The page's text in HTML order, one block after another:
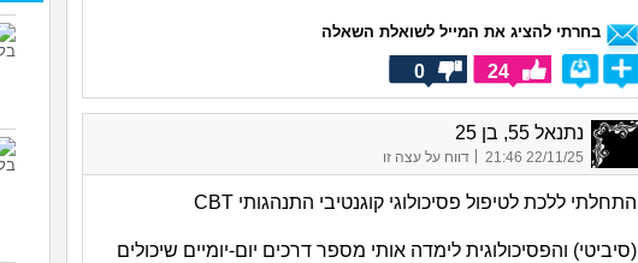
בחרתי להציג את המייל לשואלת השאלה
24
0
נתנאל 55, בן 25
22/11/25 21:46 דווח על עצה זו
התחלתי ללכת לטיפול פסיכולוגי קוגנטיבי התנהגותי CBT
(סיביטי) והפסיכולוגית לימדה אותי מספר דרכים יום-יומיים שיכולים